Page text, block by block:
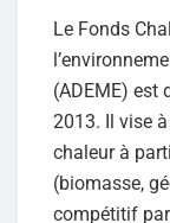
Le Fonds
(ADEME) est
2013. Il vise
chaleur à
(biomasse,
compétitif